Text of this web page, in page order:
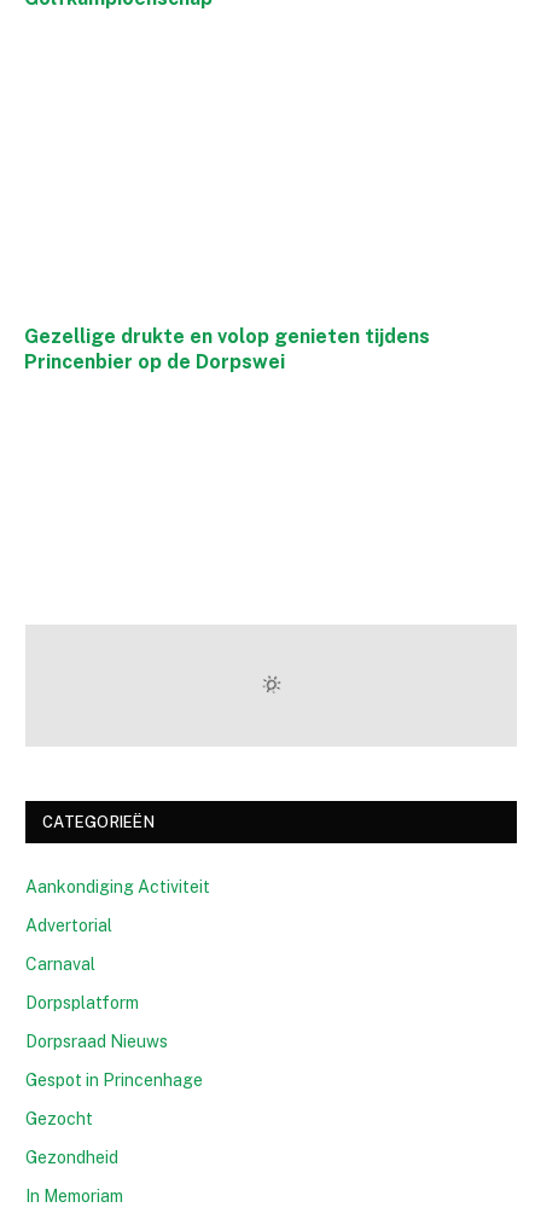
Gezellige drukte en volop genieten tijdens
Princenbier op de Dorpswei
CATEGORIEËN
Aankondiging Activiteit
Advertorial
Carnaval
Dorpsplatform
Dorpsraad Nieuws
Gespot in Princenhage
Gezocht
Gezondheid
In Memoriam